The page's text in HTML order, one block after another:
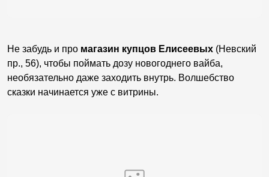
Не забудь и про магазин купцов Елисеевых (Невский
пр., 56), чтобы поймать дозу новогоднего вайба,
необязательно даже заходить внутрь. Волшебство
сказки начинается уже с витрины.